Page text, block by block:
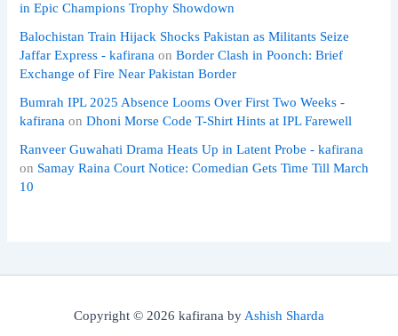
in Epic Champions Trophy Showdown
Balochistan Train Hijack Shocks Pakistan as Militants Seize
Jaffar Express - kafirana onBorder Clash in Poonch: Brief
Exchange of Fire Near Pakistan Border
Bumrah IPL 2025 Absence Looms Over First Two Weeks -
kafirana onDhoni Morse Code T-Shirt Hints at IPL Farewell
Ranveer Guwahati Drama Heats Up in Latent Probe - kafirana
on Samay Raina Court Notice: Comedian Gets Time Till March
10
Copyright © 2026 kafirana by Ashish Sharda